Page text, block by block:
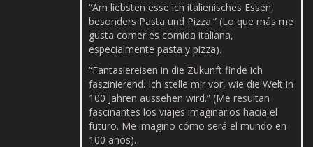
“Am liebsten esse ich italienisches Essen,
besonders Pasta und Pizza.” (Lo que más me
gusta comer es comida italiana,
especialmente pasta y pizza).
“Fantasiereisen in die Zukunft finde ich
faszinierend. Ich stelle mir vor, wie die Welt in
100 Jahren aussehen wird.” (Me resultan
fascinantes los viajes imaginarios hacia el
futuro. Me imagino cómo será el mundo en
100 años).